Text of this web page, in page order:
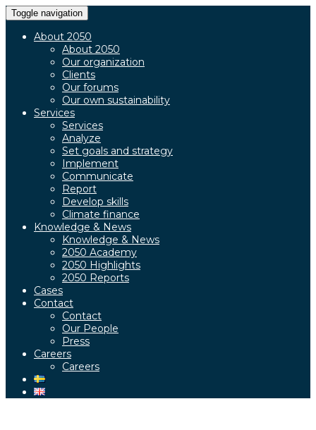
Toggle navigation
About 2050
About 2050
Our organization
Clients
Our forums
Our own sustainability
Services
Services
Analyze
Set goals and strategy
Implement
Communicate
Report
Develop skills
Climate finance
Knowledge & News
Knowledge & News
2050 Academy
2050 Highlights
2050 Reports
Cases
Contact
Contact
Our People
Press
Careers
Careers